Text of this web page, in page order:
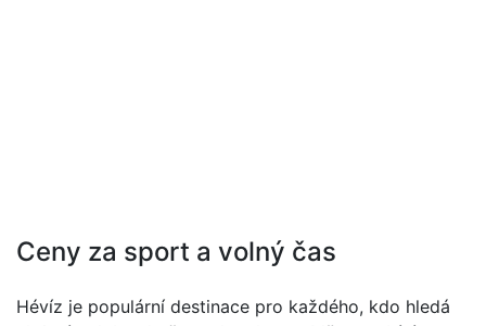
Ceny za sport a volný čas
Hévíz je populární destinace pro každého, kdo hledá